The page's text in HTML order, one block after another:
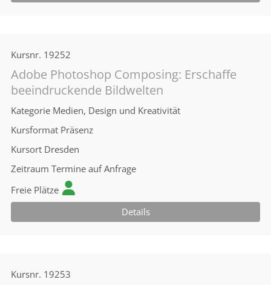
Kursnr. 19252
Adobe Photoshop Composing: Erschaffe
beeindruckende Bildwelten
Kategorie Medien, Design und Kreativität
Kursformat Präsenz
Kursort Dresden
Zeitraum Termine auf Anfrage
Freie Plätze
Details
Kursnr. 19253